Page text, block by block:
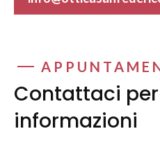
Contattaci
informazioni